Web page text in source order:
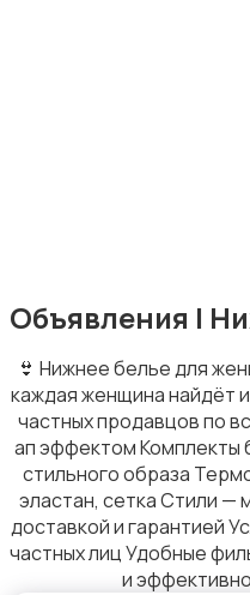
Обувь
Купальники
Объявления |
👙 Нижнее белье для
каждая женщина найдёт
частных продавцов по
ап эффектом Комплекты
стильного образа
эластан, сетка Стили —
доставкой и гарантией
частных лиц Удобные
и